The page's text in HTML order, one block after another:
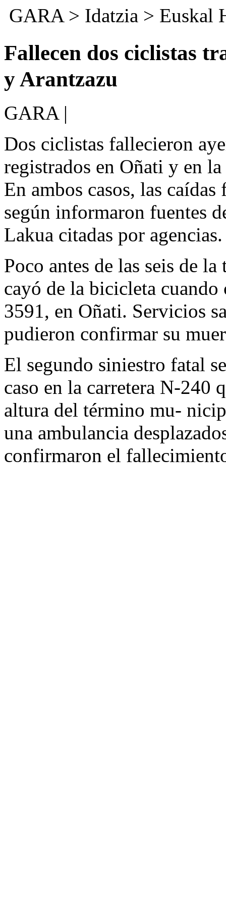
GARA> Idatzia > Euskal
Fallecen dos ciclistas
y Arantzazu
GARA |
Dos ciclistas fallecieron
registrados en Oñati y en
En ambos casos, las
según informaron fuentes
Lakua citadas por agencias.
Poco antes de las seis de
cayó de la bicicleta
3591, en Oñati. Servicios
pudieron confirmar su
El segundo siniestro fatal
caso en la carretera N-240
altura del término mu-
una ambulancia
confirmaron el